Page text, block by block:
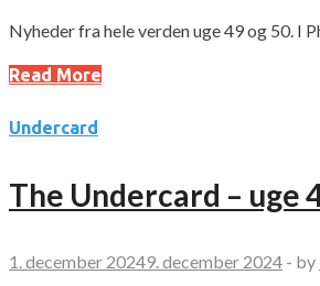
Nyheder fra hele verden uge 49 og 50. I
Read More
Undercard
The Undercard – uge
1. december 20249. december 2024 - by